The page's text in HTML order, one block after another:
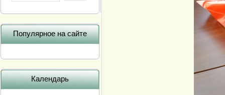
Популярное на сайте
Календарь